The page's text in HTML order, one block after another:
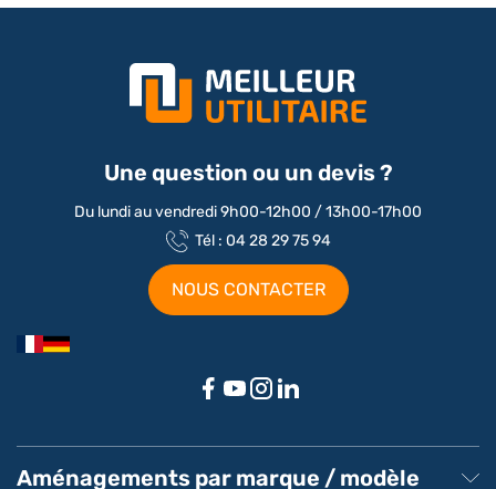
Une question ou un devis ?
Du lundi au vendredi 9h00-12h00 / 13h00-17h00
Tél : 04 28 29 75 94
NOUS CONTACTER
Aménagements par marque / modèle